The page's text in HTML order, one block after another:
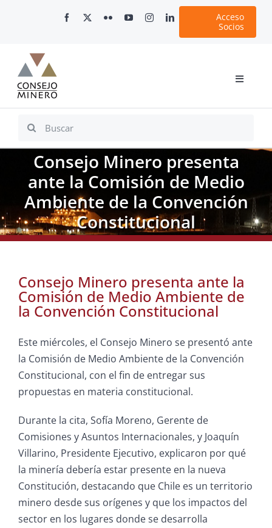
Acceso
Socios
Toggle
Documentos
Minería en Chile
Plataformas Digitales
Comunicaciones
Search
Consejo Minero presenta
ante la Comisión de Medio
Ambiente de la Convención
Constitucional
Consejo Minero presenta ante la
Comisión de Medio Ambiente de
la Convención Constitucional
Este miércoles, el Consejo Minero se presentó ante
la Comisión de Medio Ambiente de la Convención
Constitucional, con el fin de entregar sus
propuestas en materia constitucional.
Durante la cita, Sofía Moreno, Gerente de
Comisiones y Asuntos Internacionales, y Joaquín
Villarino, Presidente Ejecutivo, explicaron por qué
la minería debería estar presente en la nueva
Constitución, destacando que Chile es un territorio
minero desde sus orígenes y que los impactos del
sector en los lugares donde se desarrolla